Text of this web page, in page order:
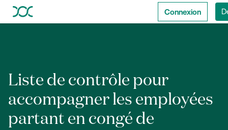
Connexion
Liste de contrôle pour
accompagner les employées
partant en congé de